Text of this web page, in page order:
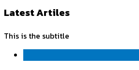
Latest Artiles
This is the subtitle